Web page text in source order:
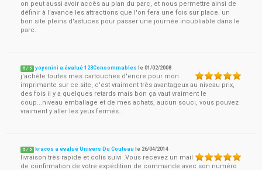
on peut aussi avoir accès au plan du parc, et nous permettre ainsi de
définir à l'avance les attractions que l'on fera une fois sur place. un
bon site pleins d'astuces pour passer une journée inoubliable dans le
parc.
5 / 5 yoyonini a évalué 123Consommables le01/02/2008
j'achète toutes mes cartouches d'encre pour mon
imprimante sur ce site, c'est vraiment très avantageux au niveau prix,
des fois il y a quelques retards mais bon ça vaut vraiment le
coup...niveau emballage et de mes achats, aucun souci, vous pouvez
vraiment y aller les yeux fermés...
5 / 5 kracos a évalué Univers Du Couteau le 26/04/2014
livraison très rapide et colis suivi .Vous recevez un mail
de confirmation de votre expédition de commande avec son numéro